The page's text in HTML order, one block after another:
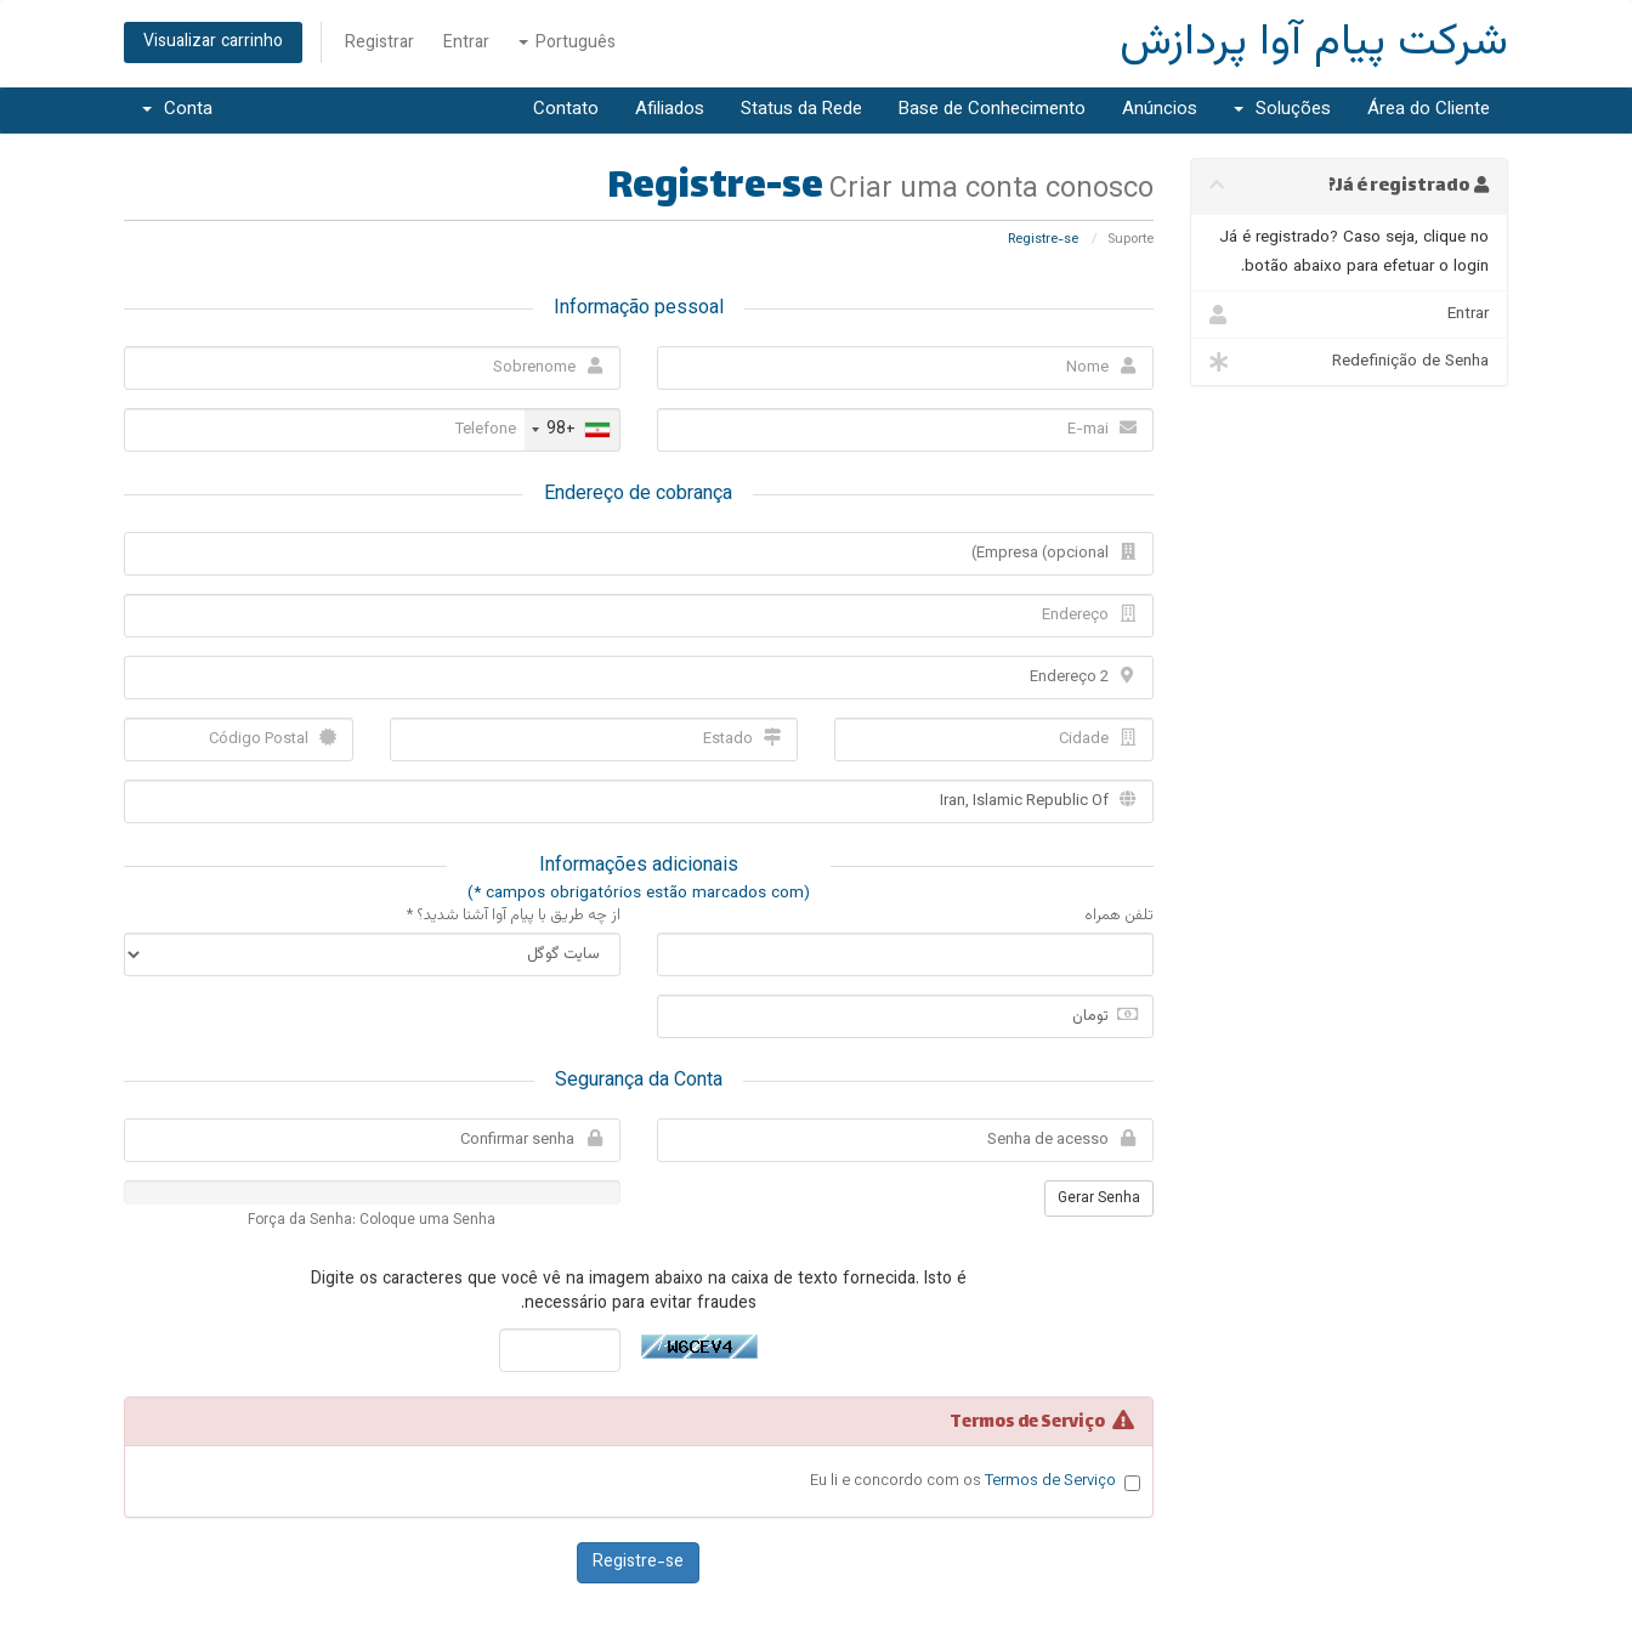
Português
Entrar
Registrar
Visualizar carrinho شرکت پیام آوا پردازش
Área do Cliente
Soluções
Anúncios
Base de Conhecimento
Status da Rede
Afiliados
Contato
Conta
Registre-seCriar uma conta conosco
Suporte
Registre-se
Já é registrado? Caso seja, clique no
botão abaixo para efetuar o login.
Entrar
Redefinição de Senha
Informação pessoal
+98
Endereço de cobrança
Informações adicionais
(campos obrigatórios estão marcados com *)
تلفن همراه از چه طریق با پیام آوا آشنا شدید؟ *
Segurança da Conta
Gerar Senha
Força da Senha: Coloque uma Senha
Digite os caracteres que você vê na imagem abaixo na caixa de texto fornecida. Isto é
necessário para evitar fraudes.
Termos de Serviço
Eu li e concordo com os Termos de Serviço